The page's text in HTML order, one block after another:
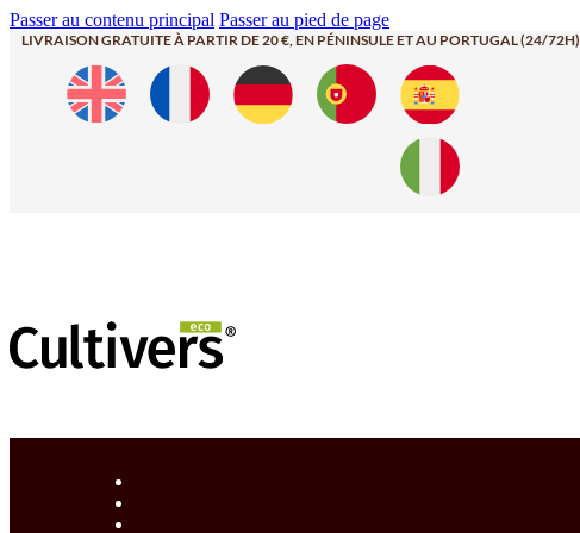
Passer au contenu principal Passer au pied de page
LIVRAISON GRATUITE À PARTIR DE 20 €, EN PÉNINSULE ET AU PORTUGAL (24/72H)